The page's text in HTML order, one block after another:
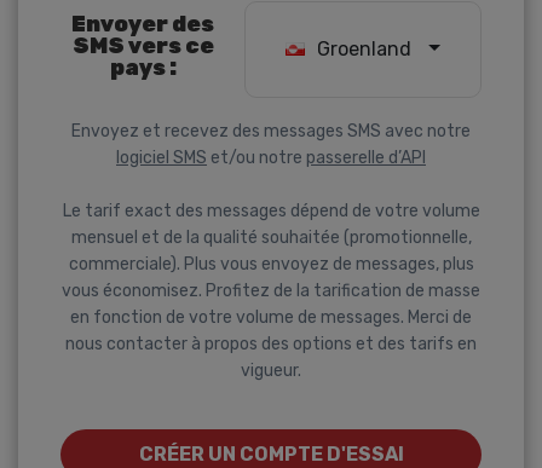
Envoyer des
SMS vers ce
pays :
Groenland
Envoyez et recevez des messages SMS avec notre
logiciel SMS et/ou notre passerelle d’API
Le tarif exact des messages dépend de votre volume
mensuel et de la qualité souhaitée (promotionnelle,
commerciale). Plus vous envoyez de messages, plus
vous économisez. Profitez de la tarification de masse
en fonction de votre volume de messages. Merci de
nous contacter à propos des options et des tarifs en
vigueur.
CRÉER UN COMPTE D'ESSAI